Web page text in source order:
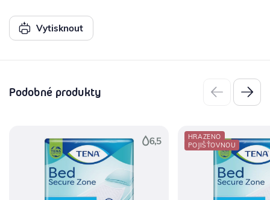
Vytisknout
Podobné produkty
HRAZENO
POJIŠŤOVNOU